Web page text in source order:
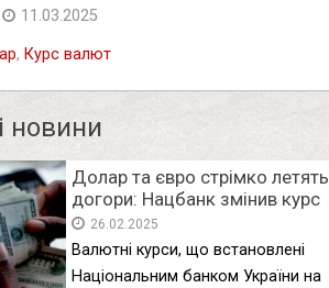
11.03.2025
, Курс валют
новини
Долар та євро стрімко летять
догори: Нацбанк змінив курс
валют для ПриватБанка,
Ощадбанка та обмінок на
середу
26.02.2025
Валютні курси, що встановлені
Національним банком України на